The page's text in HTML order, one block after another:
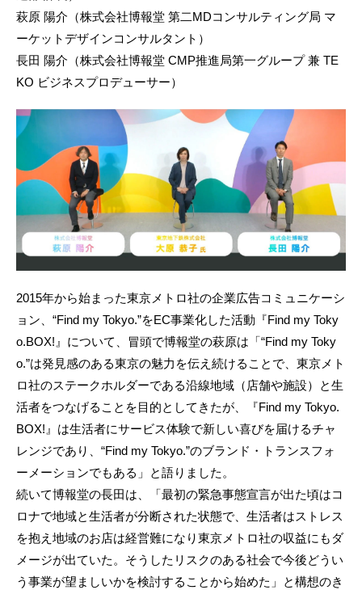
萩原 陽介（株式会社博報堂 第二MDコンサルティング局 マ
ーケットデザインコンサルタント）
長田 陽介（株式会社博報堂 CMP推進局第一グループ 兼 TE
KO ビジネスプロデューサー）
2015年から始まった東京メトロ社の企業広告コミュニケーシ
ョン、“Find my Tokyo.”をEC事業化した活動『Find my Toky
o.BOX!』について、冒頭で博報堂の萩原は「“Find my Toky
o.”は発見感のある東京の魅力を伝え続けることで、東京メト
ロ社のステークホルダーである沿線地域（店舗や施設）と生
活者をつなげることを目的としてきたが、『Find my Tokyo.
BOX!』は生活者にサービス体験で新しい喜びを届けるチャ
レンジであり、“Find my Tokyo.”のブランド・トランスフォ
ーメーションでもある」と語りました。
続いて博報堂の長田は、「最初の緊急事態宣言が出た頃はコ
ロナで地域と生活者が分断された状態で、生活者はストレス
を抱え地域のお店は経営難になり東京メトロ社の収益にもダ
メージが出ていた。そうしたリスクのある社会で今後どうい
う事業が望ましいかを検討することから始めた」と構想のき